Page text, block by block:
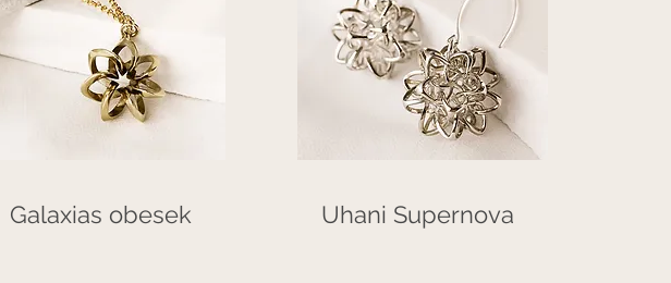
Galaxias obesek Uhani Supernova